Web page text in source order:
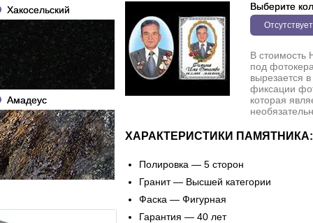
Хакосельский
Амадеус
Выберите
Отсутствует
В стоимость
под
вырезается
фиксации
которая
ХАРАКТЕРИСТИКИ ПАМЯТНИКА:
Полировка — 5 сторон
Гранит — Высшей категории
Фаска — Фигурная
Гарантия — 40 лет